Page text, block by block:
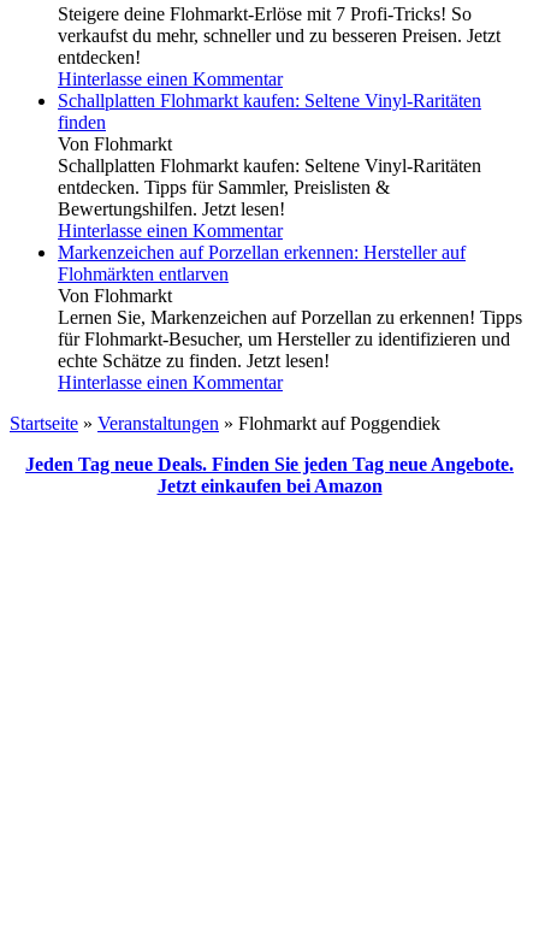
Steigere deine Flohmarkt-Erlöse mit 7 Profi-Tricks! So
verkaufst du mehr, schneller und zu besseren Preisen. Jetzt
entdecken!
Hinterlasse einen Kommentar
Schallplatten Flohmarkt kaufen: Seltene Vinyl-Raritäten
finden
Von Flohmarkt
Schallplatten Flohmarkt kaufen: Seltene Vinyl-Raritäten
entdecken. Tipps für Sammler, Preislisten &
Bewertungshilfen. Jetzt lesen!
Hinterlasse einen Kommentar
Markenzeichen auf Porzellan erkennen: Hersteller auf
Flohmärkten entlarven
Von Flohmarkt
Lernen Sie, Markenzeichen auf Porzellan zu erkennen! Tipps
für Flohmarkt-Besucher, um Hersteller zu identifizieren und
echte Schätze zu finden. Jetzt lesen!
Hinterlasse einen Kommentar
Startseite » Veranstaltungen » Flohmarkt auf Poggendiek
Jeden Tag neue Deals. Finden Sie jeden Tag neue Angebote.
Jetzt einkaufen bei Amazon